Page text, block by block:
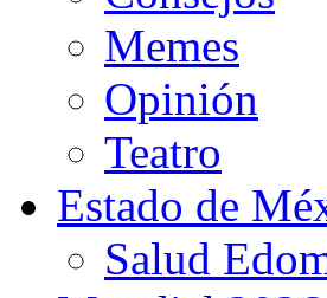
Memes
Opinión
Teatro
Estado de
Salud